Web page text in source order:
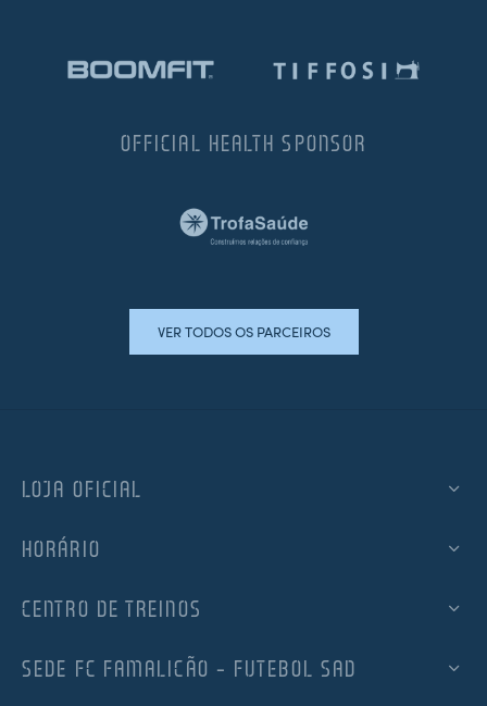
OFFICIAL HEALTH SPONSOR
VER TODOS OS PARCEIROS
LOJA OFICIAL
HORÁRIO
CENTRO DE TREINOS
SEDE FC FAMALICÃO – FUTEBOL SAD